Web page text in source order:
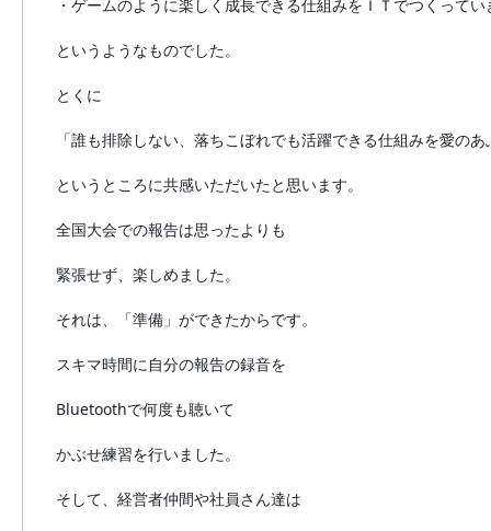
・ゲームのように楽しく成長できる仕組みをＩＴでつくってい
というようなものでした。
とくに
「誰も排除しない、落ちこぼれでも活躍できる仕組みを愛の
というところに共感いただいたと思います。
全国大会での報告は思ったよりも
緊張せず、楽しめました。
それは、「準備」ができたからです。
スキマ時間に自分の報告の録音を
Bluetoothで何度も聴いて
かぶせ練習を行いました。
そして、経営者仲間や社員さん達は